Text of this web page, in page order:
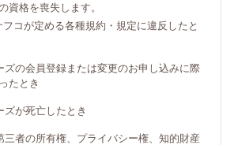
資格を喪失します。
フコが定める各種規約・規定に違反したと
ズの会員登録または変更のお申し込みに際
たとき
ズが死亡したとき
三者の所有権、プライバシー権、知的財産